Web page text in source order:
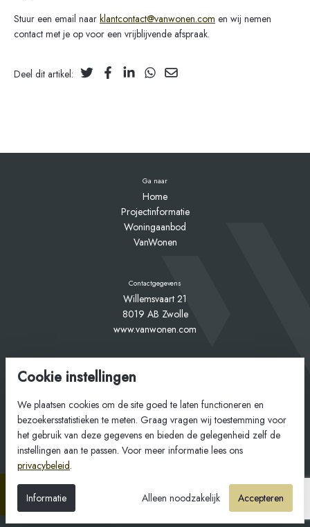
Stuur een email naar klantcontact@vanwonen.com en wij nemen
contact met je op voor een vrijblijvende afspraak.
Deel dit artikel:
Ga naar
Home
Projectinformatie
Woningaanbod
VanWonen
Contactgegevens
Willemsvaart 21
8019 AB Zwolle
www.vanwonen.com
Inloggen
Privacy Cookies
Stel een vraag
Cookie instellingen
We plaatsen cookies om de site goed te laten functioneren en
bezoekersstatistieken te meten. Graag vragen wij toestemming voor
het gebruik van deze gegevens en bieden de gelegenheid zelf de
instellingen aan te passen. Voor meer informatie lees ons
privacybeleid.
Informatie Alleen noodzakelijk Accepteren